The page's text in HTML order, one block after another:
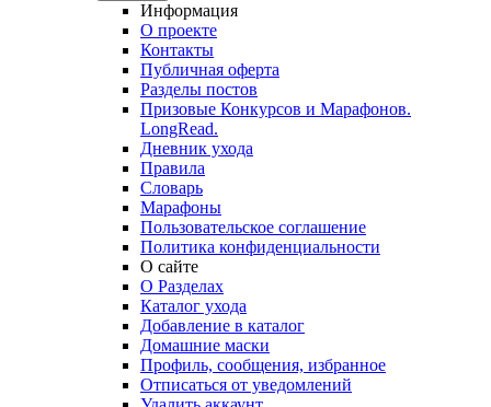
Информация
О проекте
Контакты
Публичная оферта
Разделы постов
Призовые Конкурсов и Марафонов.
LongRead.
Дневник ухода
Правила
Словарь
Марафоны
Пользовательское соглашение
Политика конфиденциальности
О сайте
О Разделах
Каталог ухода
Добавление в каталог
Домашние маски
Профиль, сообщения, избранное
Отписаться от уведомлений